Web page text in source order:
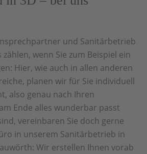
und Sanitärbetrieb
wenn Sie zum Beispiel ein
Hier, wie auch in allen anderen
planen wir für Sie individuell
also genau nach Ihren
Ende alles wunderbar passt
vereinbaren Sie doch gerne
in unserem Sanitärbetrieb in
Wir erstellen Ihnen vorab